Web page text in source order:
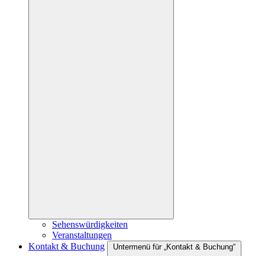
Sehenswürdigkeiten
Veranstaltungen
Kontakt & Buchung
Untermenü für „Kontakt & Buchung“